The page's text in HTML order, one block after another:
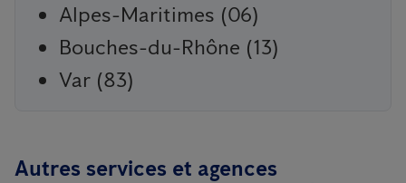
Alpes-Maritimes (06)
Bouches-du-Rhône (13)
Var (83)
Autres services et agences